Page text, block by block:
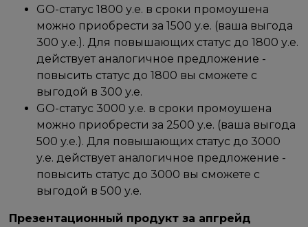
GO-статус 1800 у.е. в сроки промоушена
можно приобрести за 1500 у.е. (ваша выгода
300 у.е.). Для повышающих статус до 1800 у.е.
действует аналогичное предложение -
повысить статус до 1800 вы сможете с
выгодой в 300 у.е.
GO-статус 3000 у.е. в сроки промоушена
можно приобрести за 2500 у.е. (ваша выгода
500 у.е.). Для повышающих статус до 3000
у.е. действует аналогичное предложение -
повысить статус до 3000 вы сможете с
выгодой в 500 у.е.
Презентационный продукт за апгрейд